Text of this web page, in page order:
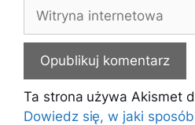
internetowa
Ta strona używa Akismet
Dowiedz się, w jaki